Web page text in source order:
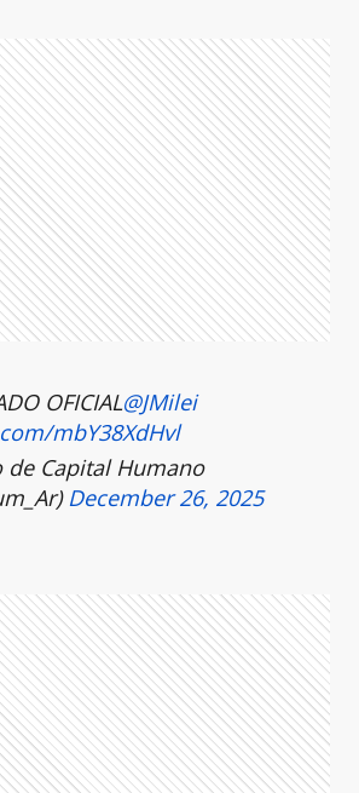
OFICIAL@JMilei
mbY38XdHvl
Capital Humano
December 26, 2025